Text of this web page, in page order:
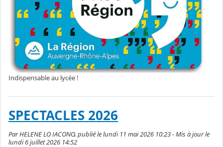
Indispensable au lycée !
SPECTACLES 2026
Par HELENE LO IACONO, publié le lundi 11 mai 2026 10:23 - Mis à jour le
lundi 6 juillet 2026 14:52